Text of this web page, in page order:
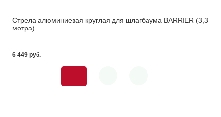
Стрела алюминиевая круглая для шлагбаума BARRIER (3,3
метра)
6 449 pуб.